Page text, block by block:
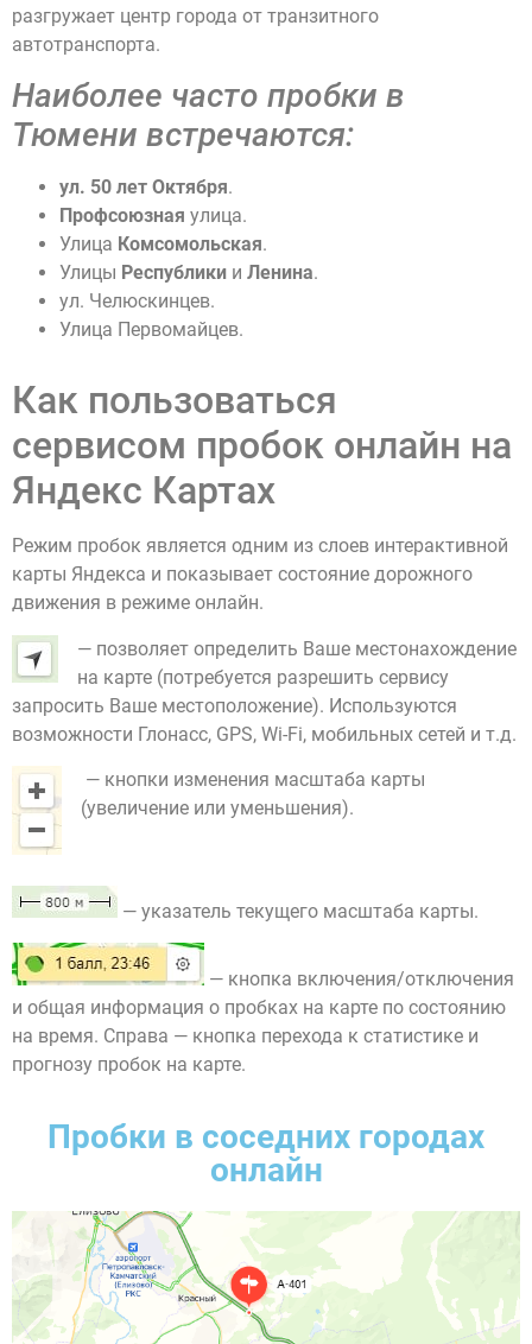
разгружает центр города от транзитного
автотранспорта.
Наиболее часто пробки в
Тюмени встречаются:
ул. 50 лет Октября.
Профсоюзная улица.
Улица Комсомольская.
Улицы Республики и Ленина.
ул. Челюскинцев.
Улица Первомайцев.
Как пользоваться
сервисом пробок онлайн на
Яндекс Картах
Режим пробок является одним из слоев интерактивной
карты Яндекса и показывает состояние дорожного
движения в режиме онлайн.
— позволяет определить Ваше местонахождение
на карте (потребуется разрешить сервису
запросить Ваше местоположение). Используются
возможности Глонасс, GPS, Wi-Fi, мобильных сетей и т.д.
— кнопки изменения масштаба карты
(увеличение или уменьшения).
— указатель текущего масштаба карты.
— кнопка включения/отключения
и общая информация о пробках на карте по состоянию
на время. Справа — кнопка перехода к статистике и
прогнозу пробок на карте.
Пробки в соседних городах
онлайн